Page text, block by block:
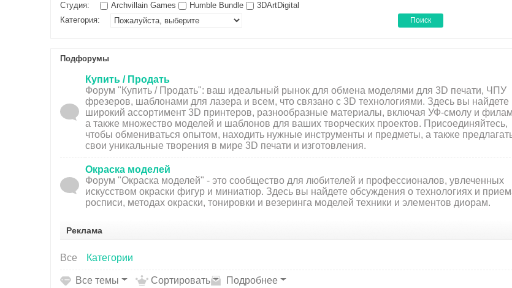
Студия: Archvillain Games Humble Bundle
3DArtDigital
Категория:
Поиск
Подфорумы
Купить / Продать
Форум "Купить / Продать": ваш идеальный рынок для обмена моделями для 3D печати, ЧПУ
фрезеров, шаблонами для лазера и всем, что связано с 3D технологиями. Здесь вы найдете
широкий ассортимент 3D принтеров, разнообразные материалы, включая УФ-смолу и
а также множество моделей и шаблонов для ваших творческих проектов. Присоединяйтесь,
чтобы обмениваться опытом, находить нужные инструменты и предметы, а также
свои уникальные творения в мире 3D печати и изготовления.
Окраска моделей
Форум "Окраска моделей" - это сообщество для любителей и профессионалов, увлеченных
искусством окраски фигур и миниатюр. Здесь вы найдете обсуждения о технологиях и
росписи, методах окраски, тонировки и везеринга моделей техники и элементов диорам.
Реклама
Все Категории
Все темы Сортировать
Подробнее